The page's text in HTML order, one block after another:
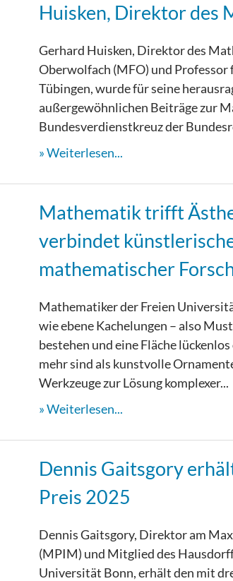
Huisken, Direktor des
Gerhard Huisken, Direktor des
Oberwolfach (MFO) und
Tübingen, wurde für seine
außergewöhnlichen Beiträge zur
Bundesverdienstkreuz der
Weiterlesen...
Mathematik trifft
verbindet
mathematischer
Mathematiker der Freien
wie ebene Kachelungen – also
bestehen und eine Fläche
mehr sind als kunstvolle
Werkzeuge zur Lösung komplexer...
Weiterlesen...
Dennis Gaitsgory
Preis 2025
Dennis Gaitsgory, Direktor am
(MPIM) und Mitglied des
Universität Bonn, erhält den mit